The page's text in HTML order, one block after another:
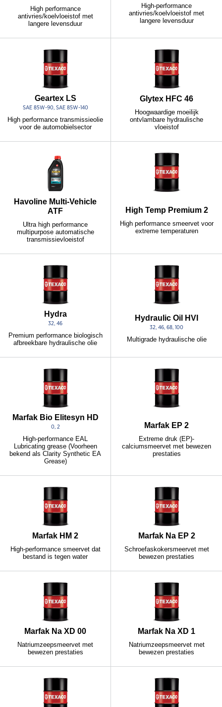
High performance
antivries/koelvloeistof met
langere levensduur
High-performance
antivries/koelvloeistof met
langere levensduur
Geartex LS
SAE 85W-90, SAE 85W-140
High performance transmissieolie
voor de automobielsector
Glytex HFC 46
Hoogwaardige moeilijk
ontvlambare hydraulische
vloeistof
Havoline Multi-Vehicle
ATF
Ultra high performance
multipurpose automatische
transmissievloeistof
High Temp Premium 2
High performance smeervet voor
extreme temperaturen
Hydra
32, 46
Premium performance biologisch
afbreekbare hydraulische olie
Hydraulic Oil HVI
32, 46, 68, 100
Multigrade hydraulische olie
Marfak Bio Elitesyn HD
0, 2
High-performance EAL
Lubricating grease (Voorheen
bekend als Clarity Synthetic EA
Grease)
Marfak EP 2
Extreme druk (EP)-
calciumsmeervet met bewezen
prestaties
Marfak HM 2
High-performance smeervet dat
bestand is tegen water
Marfak Na EP 2
Schroefaskokersmeervet met
bewezen prestaties
Marfak Na XD 00
Natriumzeepsmeervet met
bewezen prestaties
Marfak Na XD 1
Natriumzeepsmeervet met
bewezen prestaties